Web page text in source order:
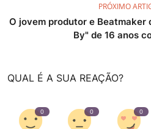
PRÓXIMO
O jovem produtor e Beatmaker
By" de 16 anos
QUAL É A SUA REAÇÃO?
0 0 0